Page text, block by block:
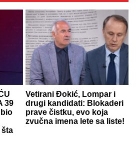
39
Vetirani Đokić, Lompar i
drugi kandidati: Blokaderi
prave čistku, evo koja
zvučna imena lete sa liste!